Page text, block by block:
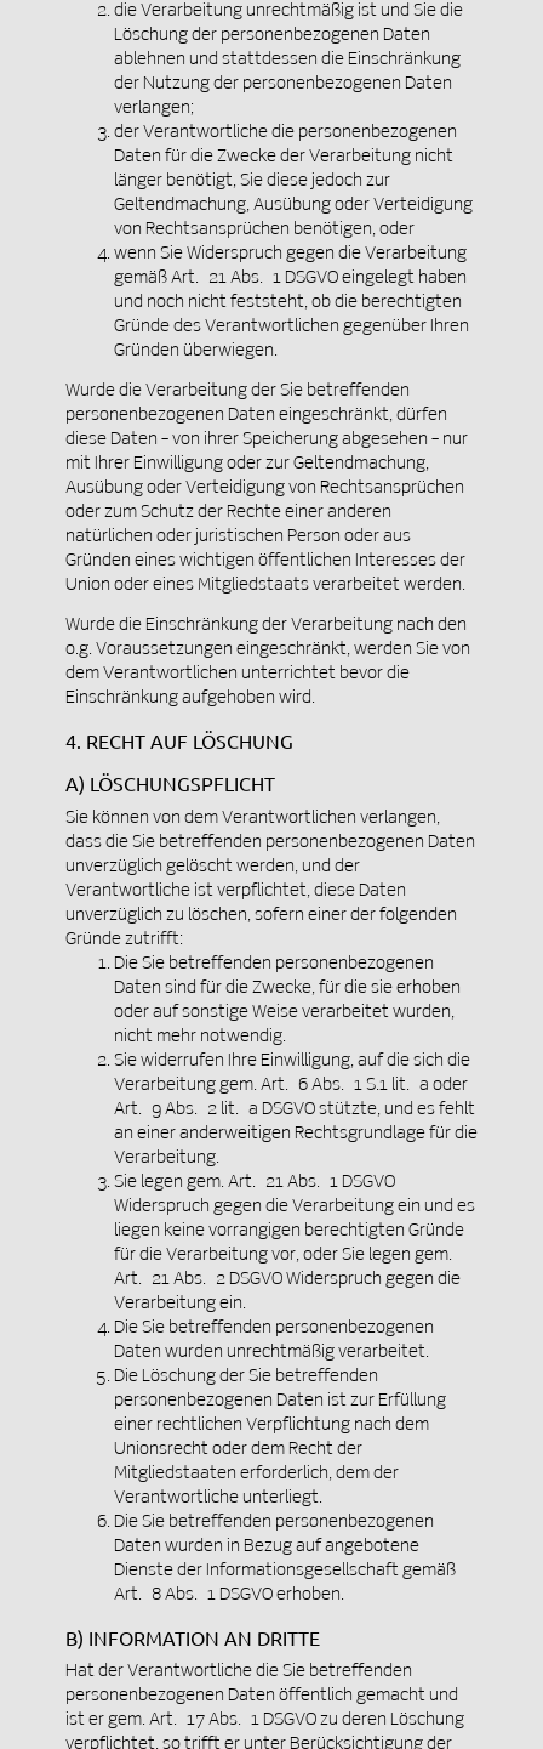
die Verarbeitung unrechtmäßig ist und Sie die
Löschung der personenbezogenen Daten
ablehnen und stattdessen die Einschränkung
der Nutzung der personenbezogenen Daten
verlangen;
der Verantwortliche die personenbezogenen
Daten für die Zwecke der Verarbeitung nicht
länger benötigt, Sie diese jedoch zur
Geltendmachung, Ausübung oder Verteidigung
von Rechtsansprüchen benötigen, oder
wenn Sie Widerspruch gegen die Verarbeitung
gemäß Art. 21 Abs. 1 DSGVO eingelegt haben
und noch nicht feststeht, ob die berechtigten
Gründe des Verantwortlichen gegenüber Ihren
Gründen überwiegen.
Wurde die Verarbeitung der Sie betreffenden
personenbezogenen Daten eingeschränkt, dürfen
diese Daten – von ihrer Speicherung abgesehen – nur
mit Ihrer Einwilligung oder zur Geltendmachung,
Ausübung oder Verteidigung von Rechtsansprüchen
oder zum Schutz der Rechte einer anderen
natürlichen oder juristischen Person oder aus
Gründen eines wichtigen öffentlichen Interesses der
Union oder eines Mitgliedstaats verarbeitet werden.
Wurde die Einschränkung der Verarbeitung nach den
o.g. Voraussetzungen eingeschränkt, werden Sie von
dem Verantwortlichen unterrichtet bevor die
Einschränkung aufgehoben wird.
4. RECHT AUF LÖSCHUNG
A) LÖSCHUNGSPFLICHT
Sie können von dem Verantwortlichen verlangen,
dass die Sie betreffenden personenbezogenen Daten
unverzüglich gelöscht werden, und der
Verantwortliche ist verpflichtet, diese Daten
unverzüglich zu löschen, sofern einer der folgenden
Gründe zutrifft:
Die Sie betreffenden personenbezogenen
Daten sind für die Zwecke, für die sie erhoben
oder auf sonstige Weise verarbeitet wurden,
nicht mehr notwendig.
Sie widerrufen Ihre Einwilligung, auf die sich die
Verarbeitung gem. Art. 6 Abs. 1 S.1 lit. a oder
Art. 9 Abs. 2 lit. a DSGVO stützte, und es fehlt
an einer anderweitigen Rechtsgrundlage für die
Verarbeitung.
Sie legen gem. Art. 21 Abs. 1 DSGVO
Widerspruch gegen die Verarbeitung ein und es
liegen keine vorrangigen berechtigten Gründe
für die Verarbeitung vor, oder Sie legen gem.
Art. 21 Abs. 2 DSGVO Widerspruch gegen die
Verarbeitung ein.
Die Sie betreffenden personenbezogenen
Daten wurden unrechtmäßig verarbeitet.
Die Löschung der Sie betreffenden
personenbezogenen Daten ist zur Erfüllung
einer rechtlichen Verpflichtung nach dem
Unionsrecht oder dem Recht der
Mitgliedstaaten erforderlich, dem der
Verantwortliche unterliegt.
Die Sie betreffenden personenbezogenen
Daten wurden in Bezug auf angebotene
Dienste der Informationsgesellschaft gemäß
Art. 8 Abs. 1 DSGVO erhoben.
B) INFORMATION AN DRITTE
Hat der Verantwortliche die Sie betreffenden
personenbezogenen Daten öffentlich gemacht und
ist er gem. Art. 17 Abs. 1 DSGVO zu deren Löschung
verpflichtet, so trifft er unter Berücksichtigung der